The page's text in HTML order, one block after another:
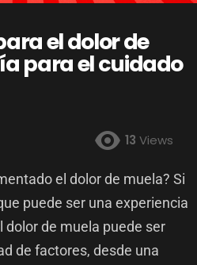
el dolor de
para el cuidado
13 Views
el dolor de muela? Si
puede ser una experiencia
de muela puede ser
de factores, desde una